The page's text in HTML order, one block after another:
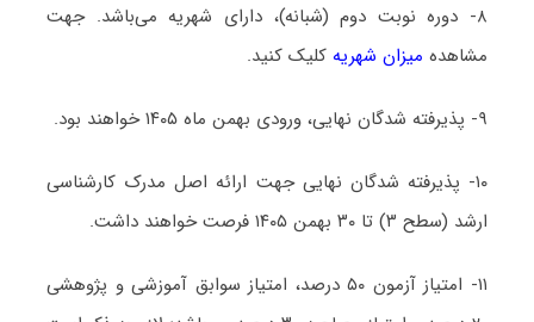
۸- دوره نوبت دوم (شبانه)، دارای شهریه می‌باشد. جهت
مشاهده میزان شهریهکلیک کنید.
۹- پذیرفته شدگان نهایی، ورودی بهمن ماه ۱۴۰۵ خواهند بود.
۱۰- پذیرفته شدگان نهایی جهت ارائه اصل مدرک کارشناسی
ارشد (سطح ۳) تا ۳۰ بهمن ۱۴۰۵ فرصت خواهند داشت.
۱۱- امتیاز آزمون ۵۰ درصد، امتیاز سوابق آموزشی و پژوهشی